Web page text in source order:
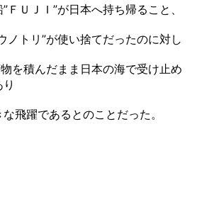
ＦＵＪＩ”が日本へ持ち帰ること、
ノトリ”が使い捨てだったのに対し
を積んだまま日本の海で受け止め
飛躍であるとのことだった。